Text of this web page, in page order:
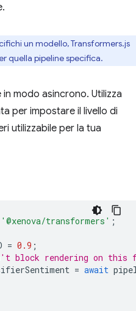
un modello, Transformers.js
quella pipeline specifica.
modo asincrono. Utilizza
per impostare il livello di
utilizzabile per la tua
'@xenova/transformers' ;
= 0.9 ;
block rendering on this
= await